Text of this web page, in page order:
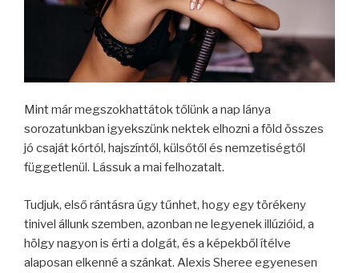
Mint már megszokhattátok tőlünk a nap lánya
sorozatunkban igyekszünk nektek elhozni a föld összes
jó csaját kórtól, hajszíntől, külsőtől és nemzetiségtől
függetlenül. Lássuk a mai felhozatalt.
Tudjuk, első rántásra úgy tűnhet, hogy egy törékeny
tinivel állunk szemben, azonban ne legyenek illúzióid, a
hölgy nagyon is érti a dolgát, és a képekből ítélve
alaposan elkenné a szánkat. Alexis Sheree egyenesen